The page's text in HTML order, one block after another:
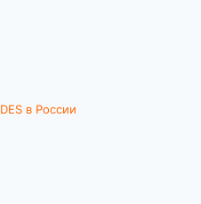
в России